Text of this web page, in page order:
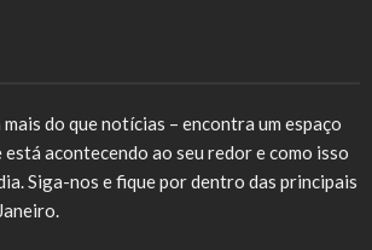
do que notícias – encontra um espaço
acontecendo ao seu redor e como isso
Siga-nos e fique por dentro das principais